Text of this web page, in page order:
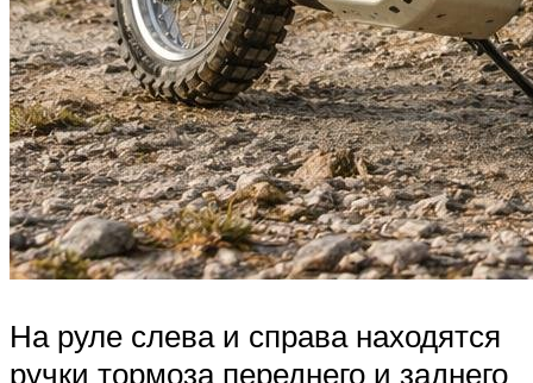
На руле слева и справа находятся
ручки тормоза переднего и заднего